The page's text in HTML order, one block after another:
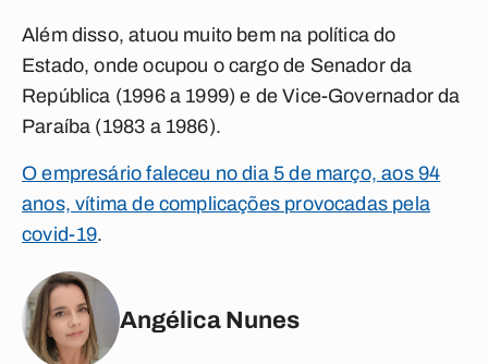
Além disso, atuou muito bem na política do
Estado, onde ocupou o cargo de Senador da
República (1996 a 1999) e de Vice-Governador da
Paraíba (1983 a 1986).
O empresário faleceu no dia 5 de março, aos 94
anos, vítima de complicações provocadas pela
covid-19.
Angélica Nunes